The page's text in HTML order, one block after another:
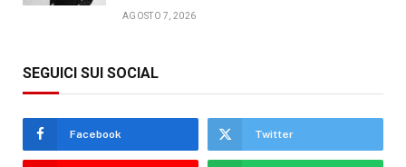
AGOSTO 7, 2026
SEGUICI SUI SOCIAL
Facebook Twitter